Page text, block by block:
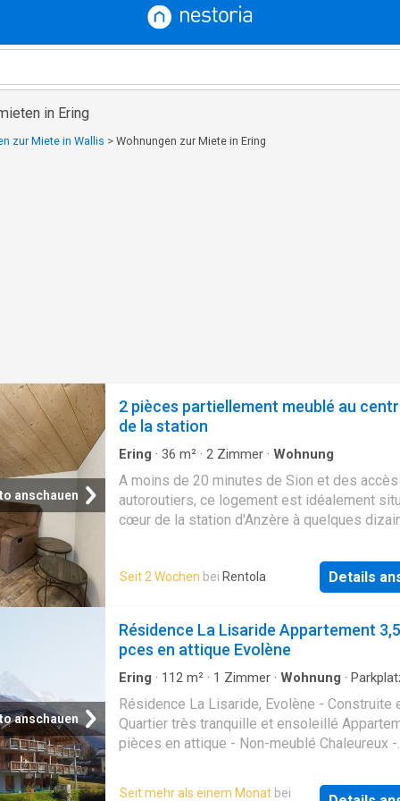
in Ering
zur Miete in Wallis > Wohnungen zur Miete in Ering
anschauen
2 pièces partiellement meublé au
de la station
Ering · 36 m² · 2 Zimmer · Wohnung
A moins de 20 minutes de Sion et des accès
autoroutiers, ce logement est idéalement
cœur de la station d'Anzère à quelques
wellness et de toutes les commodités
(poste/banque/commerces & arrêt de bus).
dans le bâtiment du Grand Roc, ce
- cuisine ouverte équipée sur le séjour -
salle de douche/WC avec branchements pour
colonne de lavage Logement partiellement
soit: - 2 lits (90 x 190 cm), 1 table basse et 1
armoire dans la chambre - 1 table à manger
chaises, 2 tables basses, 1 canapé dans le
vaisselle de base dans la cuisine Ce
au vu de sa configuration. LOYER: CHF 630.00
Seit 2 Wochen bei Rentola Details
anschauen
Résidence La Lisaride Appartement 3,5
pces en attique Evolène
Ering · 112 m² · 1 Zimmer · Wohnung ·
Résidence La Lisaride, Evolène - Construite
Quartier très tranquille et ensoleillé
pièces en attique - Non-meublé Chaleureux -
d'entrée avec vestiaire Cuisine ouverte sur
Seit mehr als einem Monat bei